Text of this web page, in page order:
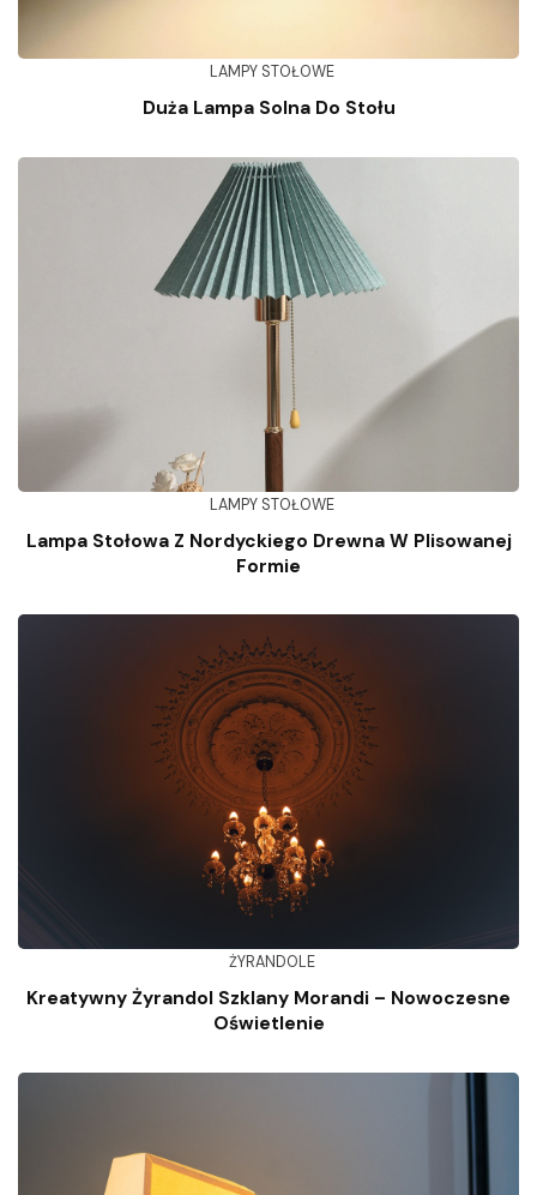
LAMPY STOŁOWE
Duża Lampa Solna Do Stołu
LAMPY STOŁOWE
Lampa Stołowa Z Nordyckiego Drewna W Plisowanej
Formie
ŻYRANDOLE
Kreatywny Żyrandol Szklany Morandi – Nowoczesne
Oświetlenie